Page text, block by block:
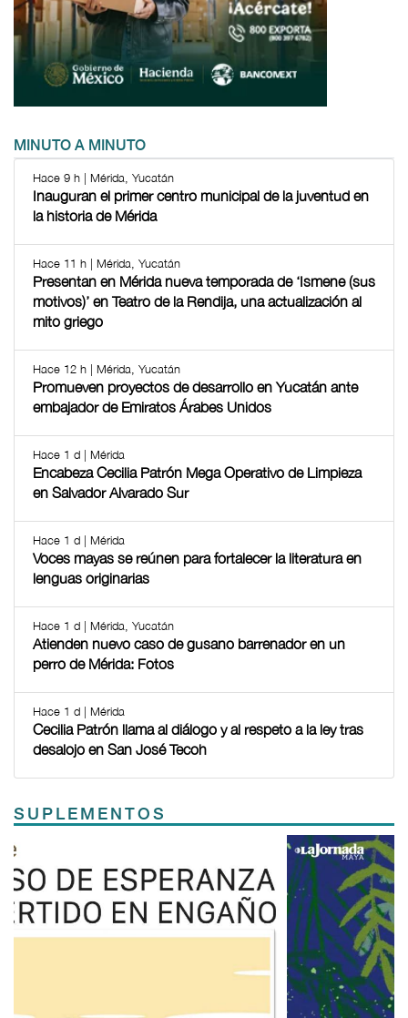
MINUTO A MINUTO
Hace 9 h | Mérida, Yucatán
Inauguran el primer centro municipal de la juventud en
la historia de Mérida
Hace 11 h | Mérida, Yucatán
Presentan en Mérida nueva temporada de ‘Ismene (sus
motivos)’ en Teatro de la Rendija, una actualización al
mito griego
Hace 12 h | Mérida, Yucatán
Promueven proyectos de desarrollo en Yucatán ante
embajador de Emiratos Árabes Unidos
Hace 1 d | Mérida
Encabeza Cecilia Patrón Mega Operativo de Limpieza
en Salvador Alvarado Sur
Hace 1 d | Mérida
Voces mayas se reúnen para fortalecer la literatura en
lenguas originarias
Hace 1 d | Mérida, Yucatán
Atienden nuevo caso de gusano barrenador en un
perro de Mérida: Fotos
Hace 1 d | Mérida
Cecilia Patrón llama al diálogo y al respeto a la ley tras
desalojo en San José Tecoh
SUPLEMENTOS